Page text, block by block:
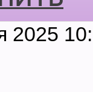
2025